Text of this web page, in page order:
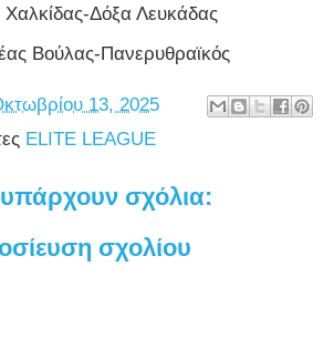
Δόξα Λευκάδας
Βούλας-Πανερυθραϊκός
13, 2025
ELITE LEAGUE
σχόλια:
σχολίου